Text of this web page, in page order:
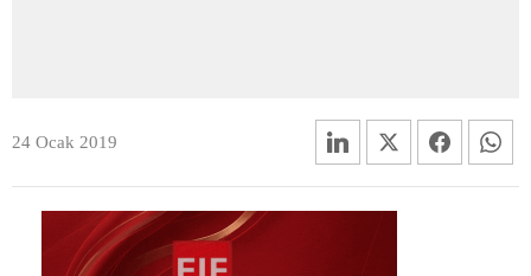
24 Ocak 2019